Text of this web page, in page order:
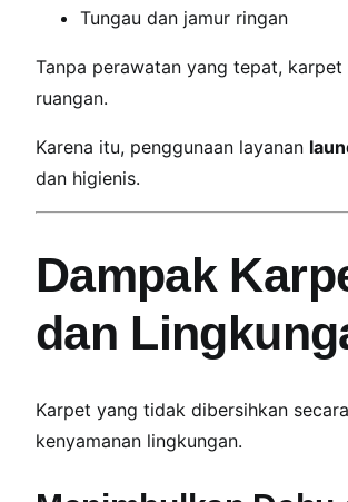
a
T
e
p
Tungau dan jamur ringan
Tanpa perawatan yang tepat,
ruangan.
Karena itu, penggunaan layanan
dan higienis.
Dampak
dan
Karpet yang tidak dibersihkan
kenyamanan lingkungan.